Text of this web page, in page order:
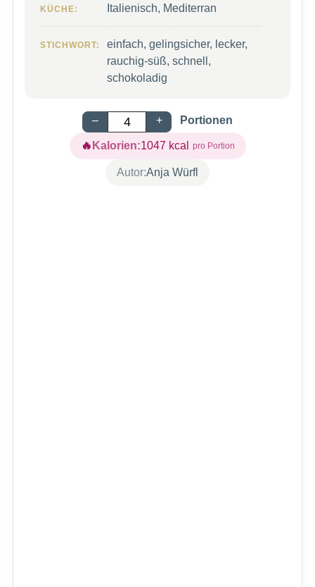
KÜCHE: Italienisch, Mediterran
STICHWORT:
einfach, gelingsicher, lecker,
rauchig-süß, schnell,
schokoladig
– + Portionen
Kalorien:1047 kcal
Autor:Anja Würfl